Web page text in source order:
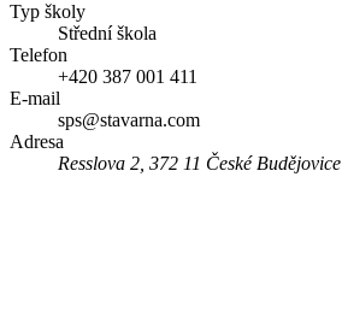
Typ školy
Střední škola
Telefon
+420 387 001 411
E-mail
sps@stavarna.com
Adresa
Resslova 2, 372 11 České Budějovice